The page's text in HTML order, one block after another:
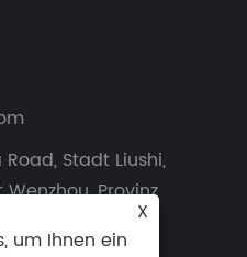
Stadt Liushi,
Provinz
X
um Ihnen ein